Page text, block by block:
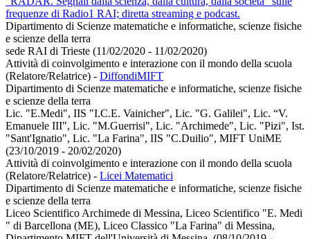
frequenze di Radio1 RAI; diretta streaming e podcast.
Dipartimento di Scienze matematiche e informatiche, scienze fisiche
e scienze della terra
sede RAI di Trieste (11/02/2020 - 11/02/2020)
Attività di coinvolgimento e interazione con il mondo della scuola
(Relatore/Relatrice) - DiffondiMIFT
Dipartimento di Scienze matematiche e informatiche, scienze fisiche
e scienze della terra
Lic. "E.Medi", IIS "I.C.E. Vainicher", Lic. "G. Galilei", Lic. “V.
Emanuele III", Lic. "M.Guerrisi", Lic. "Archimede", Lic. "Pizi", Ist.
"Sant'Ignatio", Lic. "La Farina", IIS "C.Duilio", MIFT UniME
(23/10/2019 - 20/02/2020)
Attività di coinvolgimento e interazione con il mondo della scuola
(Relatore/Relatrice) - Licei Matematici
Dipartimento di Scienze matematiche e informatiche, scienze fisiche
e scienze della terra
Liceo Scientifico Archimede di Messina, Liceo Scientifico "E. Medi
" di Barcellona (ME), Liceo Classico "La Farina" di Messina,